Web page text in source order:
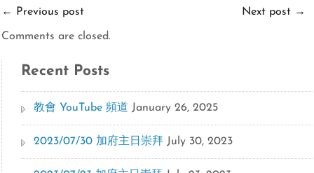
← Previous post Next post →
Comments are closed.
Recent Posts
教會 YouTube 頻道 January 26, 2025
2023/07/30 加府主日崇拜 July 30, 2023